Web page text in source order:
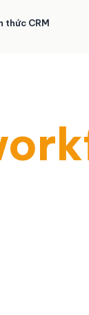
thức CRM